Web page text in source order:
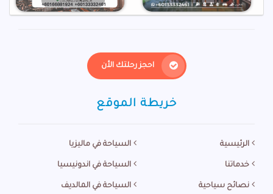
احجز رحلتك الأن
خريطة الموقع
الرئيسية
خدماتنا
نصائح سياحية
السياحة في ماليزيا
السياحة في اندونيسيا
السياحة في المالديف